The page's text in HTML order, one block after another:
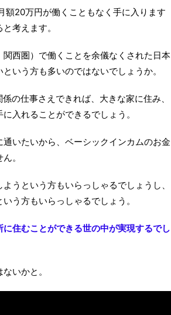
額20万円が働くこともなく手に入ります
考えます。
西圏）で働くことを余儀なくされた日本
いう方も多いのではないでしょうか。
の仕事さえできれば、大きな家に住み、
入れることができるでしょう。
いたいから、ベーシックインカムのお金
。
うという方もいらっしゃるでしょうし、
う方もいらっしゃるでしょう。
住むことができる世の中が実現するでし
いかと。